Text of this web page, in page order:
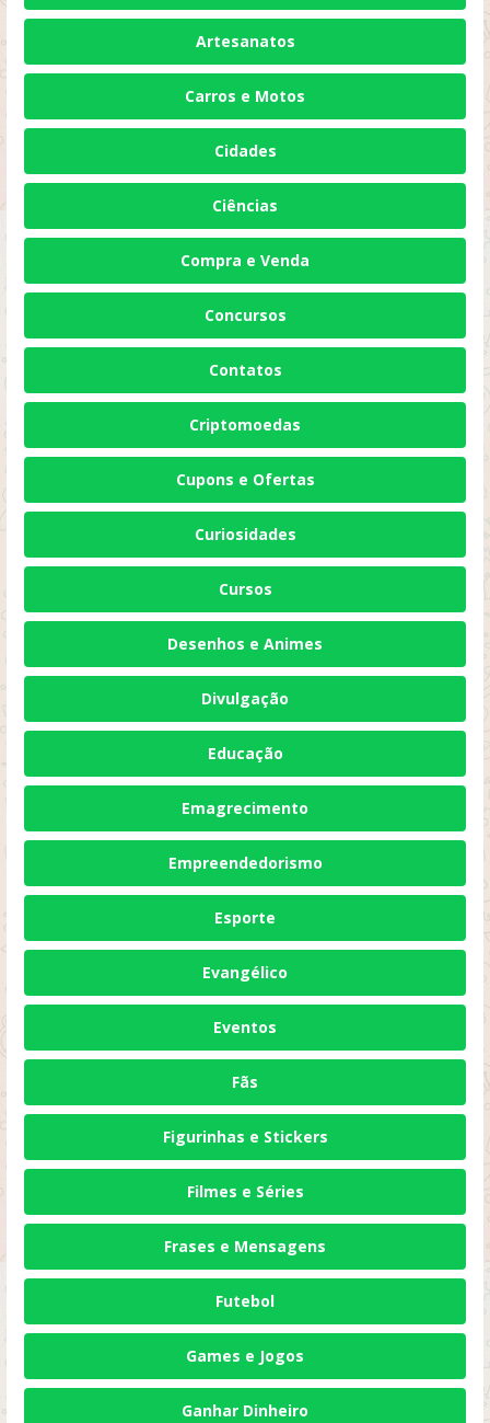
Artesanatos
Carros e Motos
Cidades
Ciências
Compra e Venda
Concursos
Contatos
Criptomoedas
Cupons e Ofertas
Curiosidades
Cursos
Desenhos e Animes
Divulgação
Educação
Emagrecimento
Empreendedorismo
Esporte
Evangélico
Eventos
Fãs
Figurinhas e Stickers
Filmes e Séries
Frases e Mensagens
Futebol
Games e Jogos
Ganhar Dinheiro